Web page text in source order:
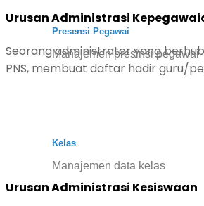
Presensi Pegawai
Manajemen presinsi pegawai
Kelas
Manajemen data kelas
Urusan Administrasi
Seorang administrator yang
PNS, membuat daftar hadir guru/
Urusan Administrasi Kesiswaan